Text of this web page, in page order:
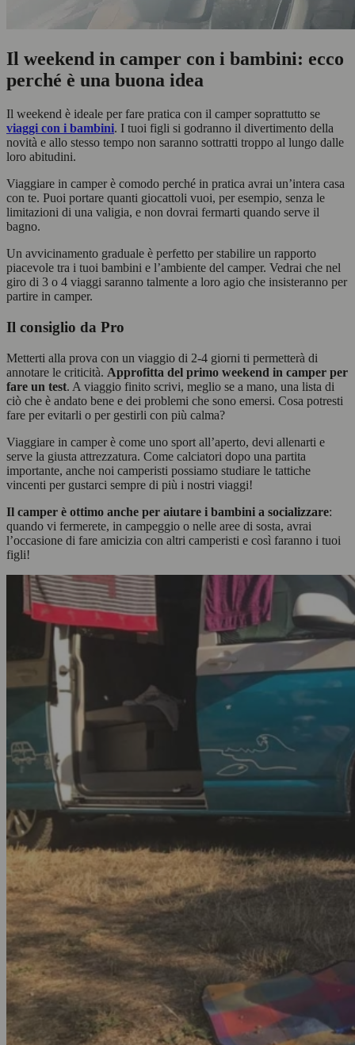
Il weekend in camper con i bambini: ecco
perché è una buona idea
Il weekend è ideale per fare pratica con il camper soprattutto se
viaggi con i bambini. I tuoi figli si godranno il divertimento della
novità e allo stesso tempo non saranno sottratti troppo al lungo dalle
loro abitudini.
Viaggiare in camper è comodo perché in pratica avrai un’intera casa
con te. Puoi portare quanti giocattoli vuoi, per esempio, senza le
limitazioni di una valigia, e non dovrai fermarti quando serve il
bagno.
Un avvicinamento graduale è perfetto per stabilire un rapporto
piacevole tra i tuoi bambini e l’ambiente del camper. Vedrai che nel
giro di 3 o 4 viaggi saranno talmente a loro agio che insisteranno per
partire in camper.
Il consiglio da Pro
Metterti alla prova con un viaggio di 2-4 giorni ti permetterà di
annotare le criticità. Approfitta del primo weekend in camper per
fare un test. A viaggio finito scrivi, meglio se a mano, una lista di
ciò che è andato bene e dei problemi che sono emersi. Cosa potresti
fare per evitarli o per gestirli con più calma?
Viaggiare in camper è come uno sport all’aperto, devi allenarti e
serve la giusta attrezzatura. Come calciatori dopo una partita
importante, anche noi camperisti possiamo studiare le tattiche
vincenti per gustarci sempre di più i nostri viaggi!
Il camper è ottimo anche per aiutare i bambini a socializzare:
quando vi fermerete, in campeggio o nelle aree di sosta, avrai
l’occasione di fare amicizia con altri camperisti e così faranno i tuoi
figli!